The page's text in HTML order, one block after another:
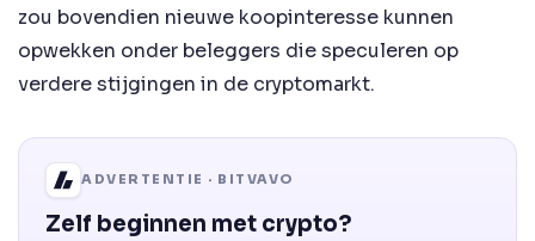
zou bovendien nieuwe koopinteresse kunnen
opwekken onder beleggers die speculeren op
verdere stijgingen in de cryptomarkt.
ADVERTENTIE · BITVAVO
Zelf beginnen met crypto?